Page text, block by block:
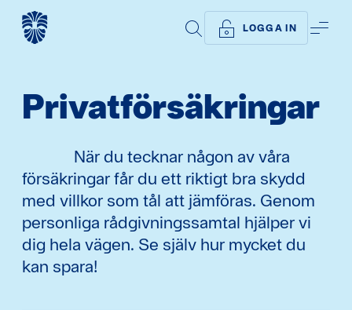
SÖK LOGGA IN
Privat­försäkringar
När du tecknar någon av våra
försäkringar får du ett riktigt bra skydd
med villkor som tål att jämföras. Genom
personliga rådgivningssamtal hjälper vi
dig hela vägen. Se själv hur mycket du
kan spara!